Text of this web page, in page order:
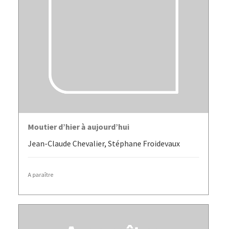
LIRE LA SUITE
Moutier d’hier à aujourd’hui
Jean-Claude Chevalier, Stéphane Froidevaux
A paraître